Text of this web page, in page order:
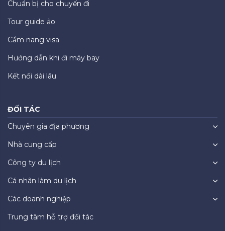
Chuẩn bị cho chuyến đi
Tour guide ảo
Cẩm nang visa
Hướng dẫn khi đi máy bay
Kết nối dài lâu
ĐỐI TÁC
Chuyên gia địa phương
Nhà cung cấp
Công ty du lịch
Cá nhân làm du lịch
Các doanh nghiệp
Trung tâm hỗ trợ đối tác